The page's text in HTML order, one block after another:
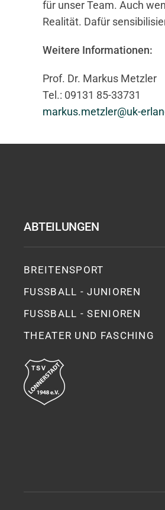
für unser Team. Auch
Realität. Dafür
Weitere Informationen:
Prof. Dr. Markus Metzler
Tel.: 09131 85-33731
markus.metzler@uk-
ABTEILUNGEN
BREITENSPORT
FUSSBALL - JUNIOREN
FUSSBALL - SENIOREN
THEATER UND FASCHING